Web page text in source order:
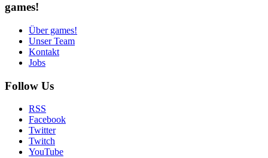
games!
Über games!
Unser Team
Kontakt
Jobs
Follow Us
RSS
Facebook
Twitter
Twitch
YouTube